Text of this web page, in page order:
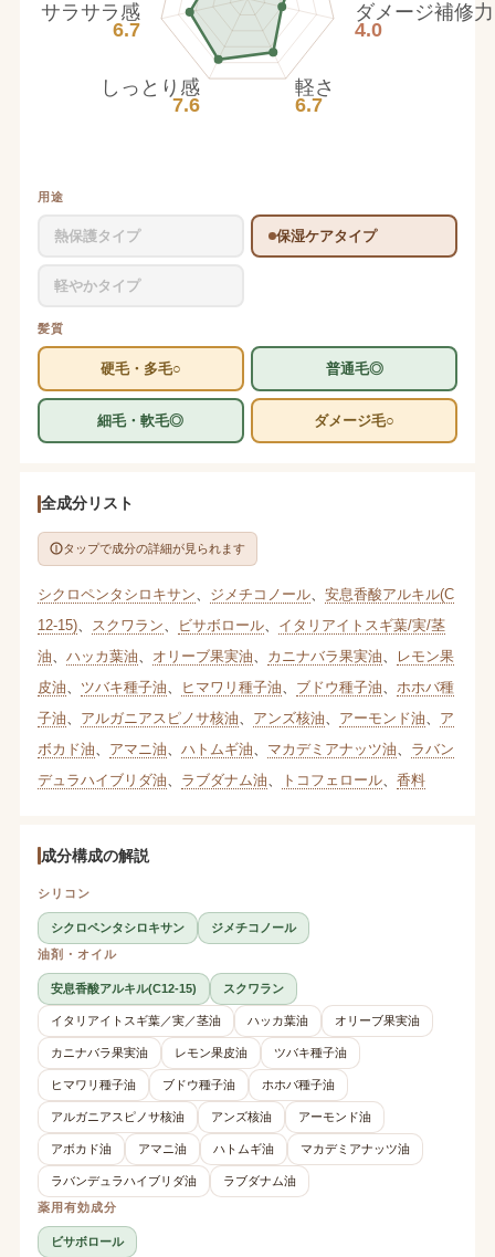
ダメージ補修力
4.0
軽さ
6.7
しっとり感
7.6
サラサラ感
6.7
用途
熱保護タイプ 保湿ケアタイプ
軽やかタイプ
髪質
硬毛・多毛○ 普通毛◎
細毛・軟毛◎ ダメージ毛○
全成分リスト
タップで成分の詳細が見られます
シクロペンタシロキサン ジメチコノール、 安息香酸アルキル(C
12-15)、 スクワラン ビサボロール、 イタリアイトスギ葉/実/茎
油
ハッカ葉油 オリーブ果実油 カニナバラ果実油
レモン果
皮油
ツバキ種子油 ヒマワリ種子油 ブドウ種子油
ホホバ種
子油
アルガニアスピノサ核油 アンズ核油 アーモンド油
ア
ボカド油
アマニ油 ハトムギ油 マカデミアナッツ油
ラバン
デュラハイブリダ油
ラブダナム油 トコフェロール、 香料
成分構成の解説
シリコン
シクロペンタシロキサン
ジメチコノール
油剤・オイル
安息香酸アルキル(C12-15) スクワラン
イタリアイトスギ葉／実／茎油 ハッカ葉油 オリーブ果実油
カニナバラ果実油 レモン果皮油 ツバキ種子油
ヒマワリ種子油 ブドウ種子油 ホホバ種子油
アルガニアスピノサ核油 アンズ核油 アーモンド油
アボカド油 アマニ油 ハトムギ油 マカデミアナッツ油
ラバンデュラハイブリダ油
ラブダナム油
薬用有効成分
ビサボロール